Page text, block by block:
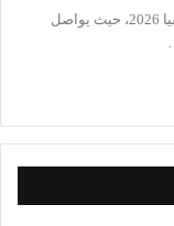
نسلّط الضوء على مشاركة المغرب في جيتكس إفريقيا 2026، حيث يواصل